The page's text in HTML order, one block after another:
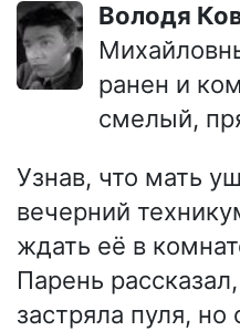
Володя
ранен и
смелый,
Узнав, что мать
вечерний
ждать её в
Парень
застряла пуля, но